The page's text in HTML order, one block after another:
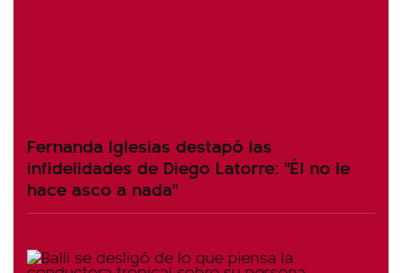
Fernanda Iglesias destapó las
infidelidades de Diego Latorre: "Él no le
hace asco a nada"